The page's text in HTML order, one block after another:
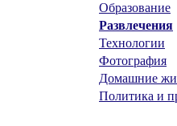
Образование
Развлечения
Технологии
Фотография
Домашние
Политика и